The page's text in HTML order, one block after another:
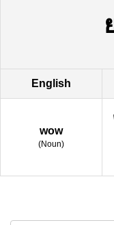
English
wow
(Noun)